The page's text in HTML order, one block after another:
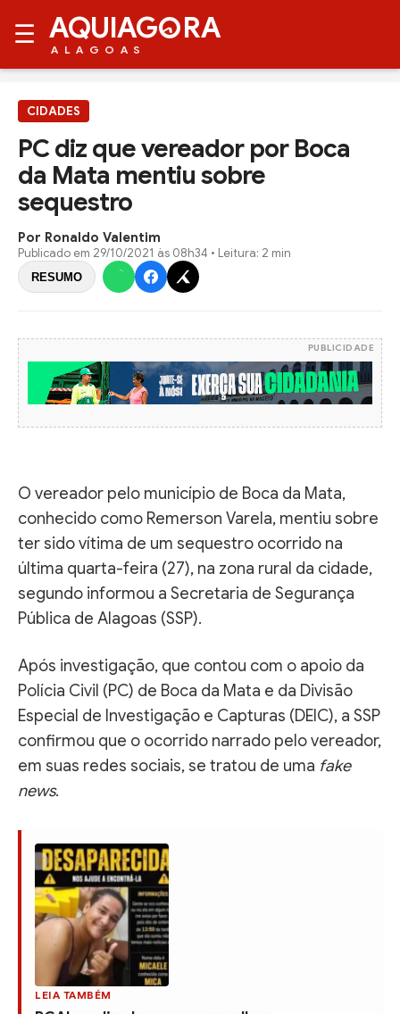
☰ AQUIAG RA
ALAGOAS
CIDADES
PC diz que vereador por Boca
da Mata mentiu sobre
sequestro
Por Ronaldo Valentim
Publicado em 29/10/2021 às 08h34 • Leitura: 2 min
RESUMO
PUBLICIDADE
O vereador pelo município de Boca da Mata,
conhecido como Remerson Varela, mentiu sobre
ter sido vítima de um sequestro ocorrido na
última quarta-feira (27), na zona rural da cidade,
segundo informou a Secretaria de Segurança
Pública de Alagoas (SSP).
Após investigação, que contou com o apoio da
Polícia Civil (PC) de Boca da Mata e da Divisão
Especial de Investigação e Capturas (DEIC), a SSP
confirmou que o ocorrido narrado pelo vereador,
em suas redes sociais, se tratou de uma fake
news.
LEIA TAMBÉM